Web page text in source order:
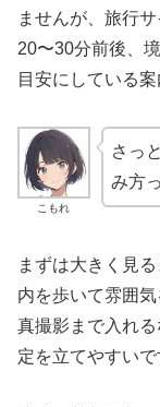
ませんが、旅行
20〜30分前後、
目安にしている
こもれ
さっ
み方
まずは大きく見
内を歩いて雰囲
真撮影まで入れ
定を立てやすいで